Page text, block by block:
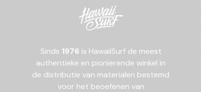
Sinds 1976 is HawaiiSurf de meest
authentieke en pionierende winkel in
de distributie van materialen bestemd
voor het beoefenen van